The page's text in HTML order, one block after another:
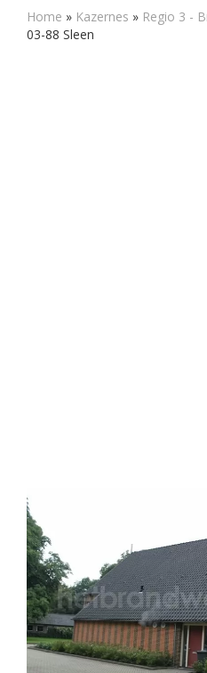
Home » Kazernes » Regio 3 -
03-88 Sleen